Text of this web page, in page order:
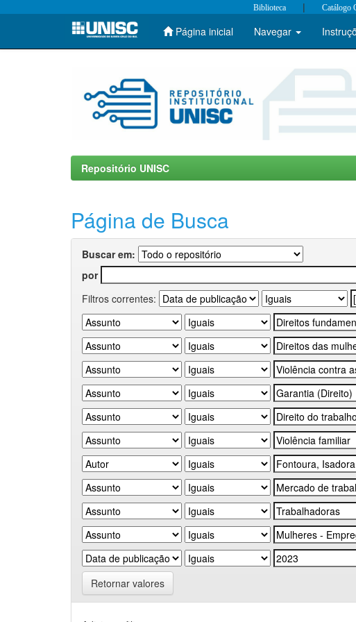
Skip
Biblioteca | Catálogo
Página inicial Navegar
Repositório UNISC
Página de Busca
Buscar em:
por
Filtros correntes:
Retornar valores